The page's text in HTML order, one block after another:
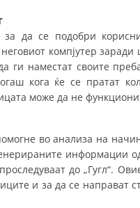
СТРУКТУРА И
УПОТРЕБА И
СОЦИЈАЛНО
да се подобри
компјутер
ги наместат своите
кога ќе се пратат
може да не
во анализа на
информации
до „Гугл“.
и за да се направат